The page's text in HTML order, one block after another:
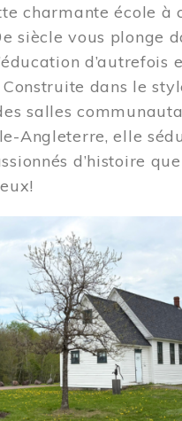
charmante école à
siècle vous plonge
d’autrefois
dans le
salles
Angleterre, elle
d’histoire